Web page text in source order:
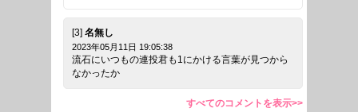
[3] 名無し
2023年05月11日 19:05:38
流石にいつもの連投君も1にかける言葉が見つから
なかったか
すべてのコメントを表示>>